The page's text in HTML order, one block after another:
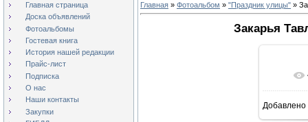
Главная страница
Доска объявлений
Фотоальбомы
Гостевая книга
История нашей редакции
Прайс-лист
Подписка
О нас
Наши контакты
Закупки
Главная » Фотоальбом » "Праздник улицы" »
Закарья
Добавлено